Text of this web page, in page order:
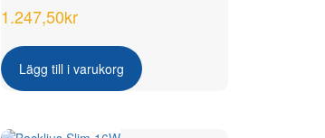
1.247,50kr
Lägg till i varukorg